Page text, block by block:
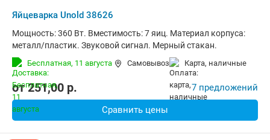
Яйцеварка Unold 38626
Мощность: 360 Вт. Вместимость: 7 яиц. Материал корпуса:
металл/пластик. Звуковой сигнал. Мерный стакан.
Бесплатная, 11 августа Самовывоз карта, наличные
от251,00 p. 7 предложений
Сравнить цены